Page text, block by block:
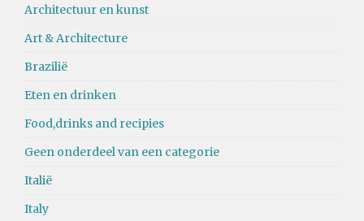
Architectuur en kunst
Art & Architecture
Brazilië
Eten en drinken
Food,drinks and recipies
Geen onderdeel van een categorie
Italië
Italy